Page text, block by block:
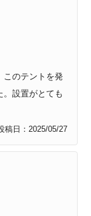
稿日 2025/05/27
このテントを発
。設置がとても